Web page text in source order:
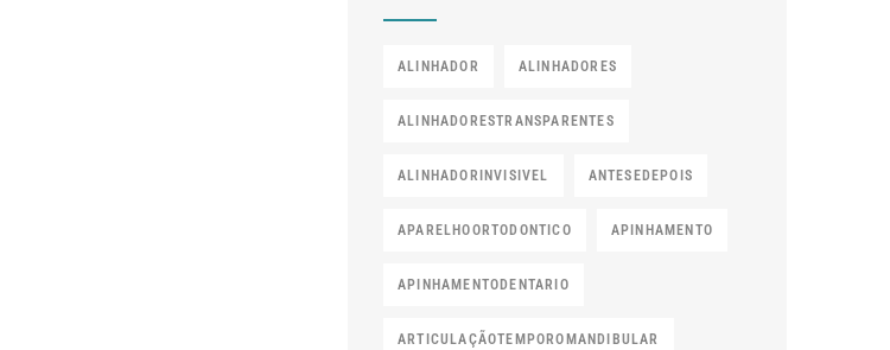
ALINHADOR ALINHADORES
ALINHADORESTRANSPARENTES
ALINHADORINVISIVEL ANTESEDEPOIS
APARELHOORTODONTICO APINHAMENTO
APINHAMENTODENTARIO
ARTICULAÇÃOTEMPOROMANDIBULAR